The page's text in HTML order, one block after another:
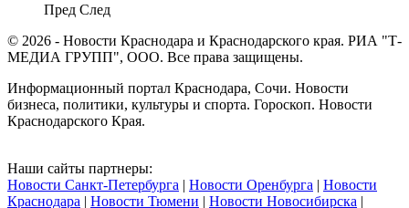
Пред След
© 2026 - Новости Краснодара и Краснодарского края. РИА "Т-
МЕДИА ГРУПП", ООО. Все права защищены.
Информационный портал Краснодара, Сочи. Новости
бизнеса, политики, культуры и спорта. Гороскоп. Новости
Краснодарского Края.
Наши сайты партнеры:
Новости Санкт-Петербурга | Новости Оренбурга | Новости
Краснодара | Новости Тюмени | Новости Новосибирска |